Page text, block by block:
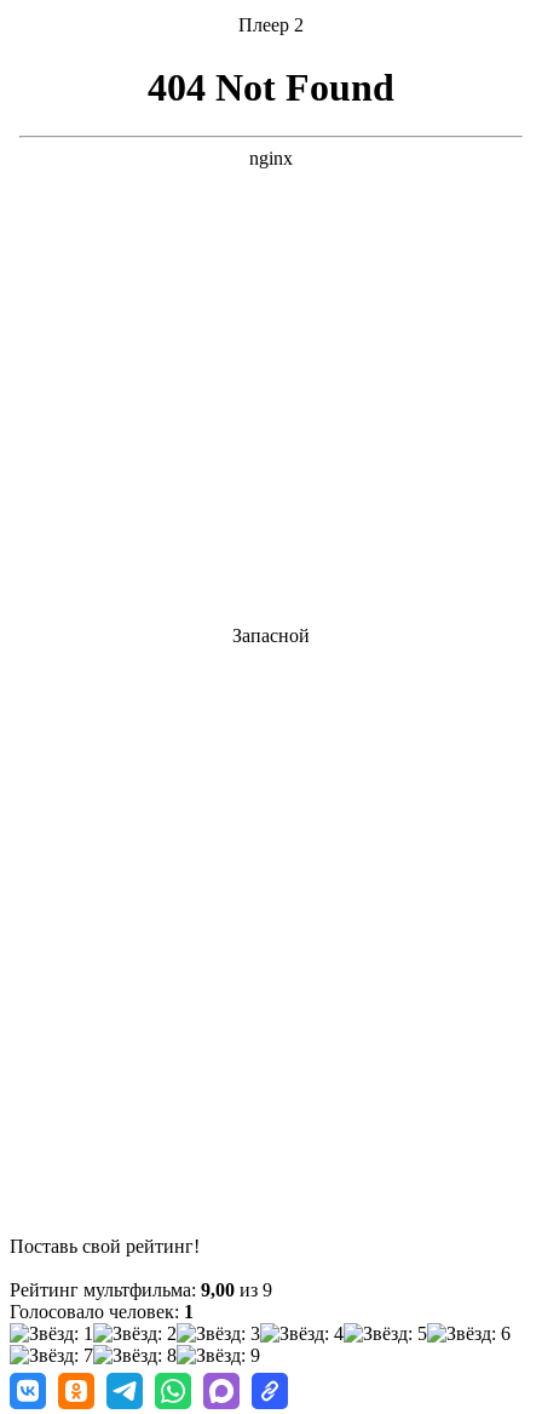
Плеер 2
Запасной
Поставь свой рейтинг!
Рейтинг мультфильма: 9,00 из 9
Голосовало человек: 1